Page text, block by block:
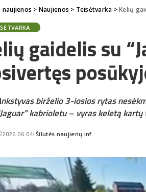
naujienos > Naujienos > Teisėtvarka >Kelių
gaidelis su
birželio 3-iosios rytas
kabrioletu – vyras keletą
2026-06-04Posted
Šilutės naujienų inf.